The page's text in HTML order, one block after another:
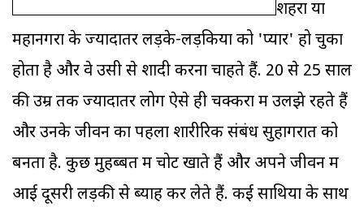
शहरों या
महानगरों के ज्यादातर लड़के-लड़कियों को 'प्यार' हो चुका
होता है और वे उसी से शादी करना चाहते हैं. 20 से 25 साल
की उम्र तक ज्यादातर लोग ऐसे ही चक्करों में उलझे रहते हैं
और उनके जीवन का पहला शारीरिक संबंध सुहागरात को
बनता है. कुछ मुहब्बत में चोट खाते हैं और अपने जीवन में
आई दूसरी लड़की से ब्याह कर लेते हैं. कई साथियों के साथ